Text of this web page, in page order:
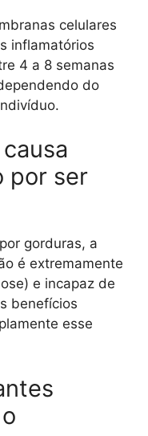
celulares
inflamatórios
4 a 8 semanas
do
por ser
gorduras, a
é extremamente
e incapaz de
benefícios
esse